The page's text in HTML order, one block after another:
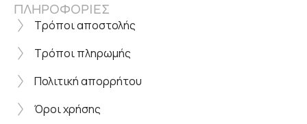
ΠΛΗΡΟΦΟΡΙΕΣ
Τρόποι αποστολής
Τρόποι πληρωμής
Πολιτική απορρήτου
Όροι χρήσης